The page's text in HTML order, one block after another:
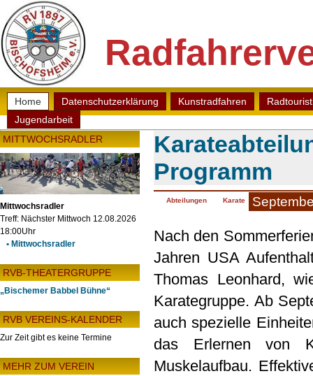
Home Datenschutzerklärung Kunstradfahren
Jugendarbeit
Programm
Abteilungen Karate
Nach den
Jahren USA
Thomas Leonhard,
Karategruppe. Ab
auch spezielle
das Erlernen von
Muskelaufbau.
MITTWOCHSRADLER
Mittwochsradler
Treff: Nächster Mittwoch 12.08.2026
18:00Uhr
• Mittwochsradler
RVB-THEATERGRUPPE
„Bischemer Babbel Bühne“
RVB VEREINS-KALENDER
Zur Zeit gibt es keine Termine
MEHR ZUM VEREIN